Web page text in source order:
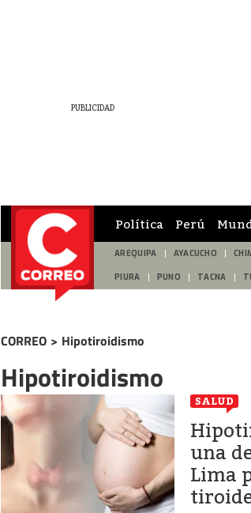
Política Perú
AREQUIPA AYACUCHO
PIURA PUNO TACNA
CORREO > Hipotiroidismo
Hipotiroidismo
SALUD
una
Lima